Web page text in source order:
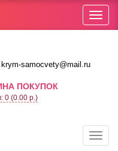
krym-samocvety@mail.ru
ПОКУПОК
0 (0.00 р.)